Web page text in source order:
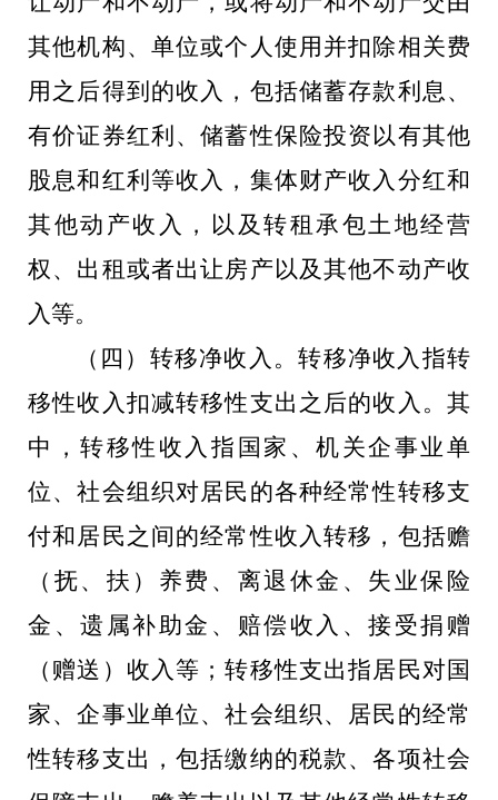
其他机构、单位或个人使用并扣除相关费
用之后得到的收入，包括储蓄存款利息、
有价证券红利、储蓄性保险投资以有其他
股息和红利等收入，集体财产收入分红和
其他动产收入，以及转租承包土地经营
权、出租或者出让房产以及其他不动产收
入等。
（四）转移净收入。转移净收入指转
移性收入扣减转移性支出之后的收入。其
中，转移性收入指国家、机关企事业单
位、社会组织对居民的各种经常性转移支
付和居民之间的经常性收入转移，包括赡
（抚、扶）养费、离退休金、失业保险
金、遗属补助金、赔偿收入、接受捐赠
（赠送）收入等；转移性支出指居民对国
家、企事业单位、社会组织、居民的经常
性转移支出，包括缴纳的税款、各项社会